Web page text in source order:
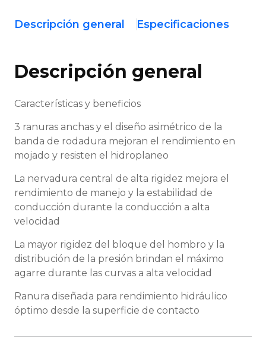
Descripción general Especificaciones
Descripción general
Características y beneficios
3 ranuras anchas y el diseño asimétrico de la
banda de rodadura mejoran el rendimiento en
mojado y resisten el hidroplaneo
La nervadura central de alta rigidez mejora el
rendimiento de manejo y la estabilidad de
conducción durante la conducción a alta
velocidad
La mayor rigidez del bloque del hombro y la
distribución de la presión brindan el máximo
agarre durante las curvas a alta velocidad
Ranura diseñada para rendimiento hidráulico
óptimo desde la superficie de contacto